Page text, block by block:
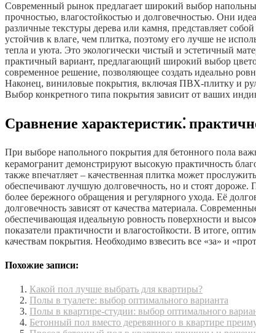
Современный рынок предлагает широкий выбор
прочностью, влагостойкостью и долговечностью. Они
различные текстуры дерева или камня, представляет
устойчив к влаге, чем плитка, поэтому его лучше не
тепла и уюта. Это экологически чистый и эстетичный
практичный вариант, предлагающий широкий выбор
современное решение, позволяющее создать идеально
Наконец, виниловые покрытия, включая ПВХ-плитку и
Выбор конкретного типа покрытия зависит от ваших
Сравнение характеристик⁚
При выборе напольного покрытия для бетонного пола
керамогранит демонстрируют высокую практичность
также впечатляет – качественная плитка может
обеспечивают лучшую долговечность, но и стоят дороже.
более бережного обращения и регулярного ухода. Её
долговечность зависят от качества материала.
обеспечивающая идеальную ровность поверхности и
показатели практичности и влагостойкости. В итоге,
качествам покрытия. Необходимо взвесить все «за» и
Похожие записи:
Какой пол лучше выбрать для квартиры?
Полы в туалете: выбор оптимального варианта
Полы в квартире-студии: выбор оптимального
Бетонный пол вместо деревянного в квартире